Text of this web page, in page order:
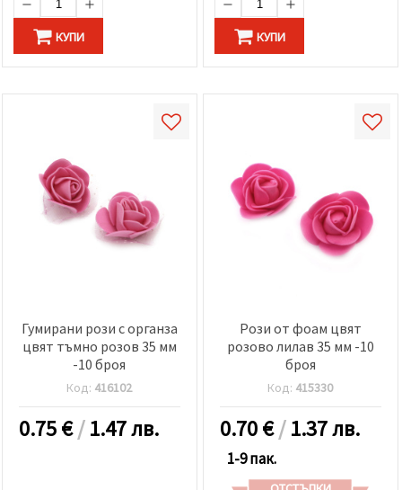
КУПИ КУПИ
Гумирани рози с органза
цвят тъмно розов 35 мм
-10 броя
Код: 416102
0.75€/1.47 лв.
Рози от фоам цвят
розово лилав 35 мм -10
броя
Код: 415330
0.70€/1.37 лв.
1-9 пак.